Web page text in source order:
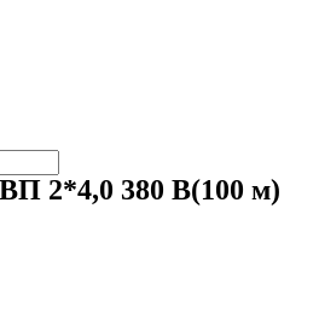
2*4,0 380 В(100 м)